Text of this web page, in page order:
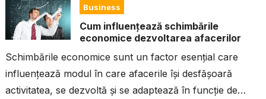
Business
Cum influențează schimbările
economice dezvoltarea afacerilor
Schimbările economice sunt un factor esențial care
influențează modul în care afacerile își desfășoară
activitatea, se dezvoltă și se adaptează în funcție de